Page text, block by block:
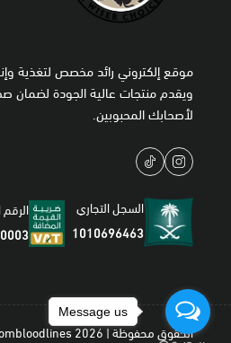
موقع إلكتروني رائد مخصص لتغذية
ويقدم منتجات عالية الجودة لضمان
لأصحابك المحبوبين.
السجل التجاري
1010696463
الحقوق محفوظة | 2026
Message us